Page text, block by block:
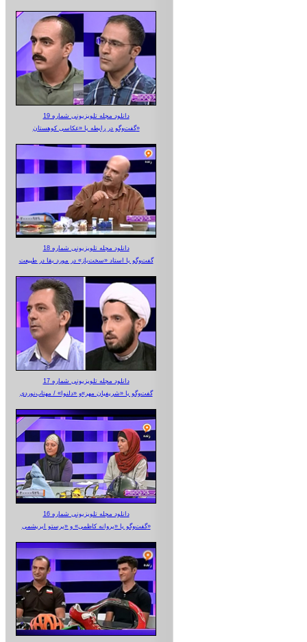
دانلود مجله تلویزیونی شماره 19
گفت‌وگو در رابطه با «عکاسی کوهستان»
دانلود مجله تلویزیونی شماره 18
گفت‌وگو با استاد «سخت‌باز» در مورد بقا در طبیعت
دانلود مجله تلویزیونی شماره 17
گفت‌وگو با «شریفیان مهر»‌و «دلنوا» / مهتاب‌نوردی
دانلود مجله تلویزیونی شماره 16
گفت‌وگو با «پروانه کاظمی» و «پرستو‌ ابریشمی»